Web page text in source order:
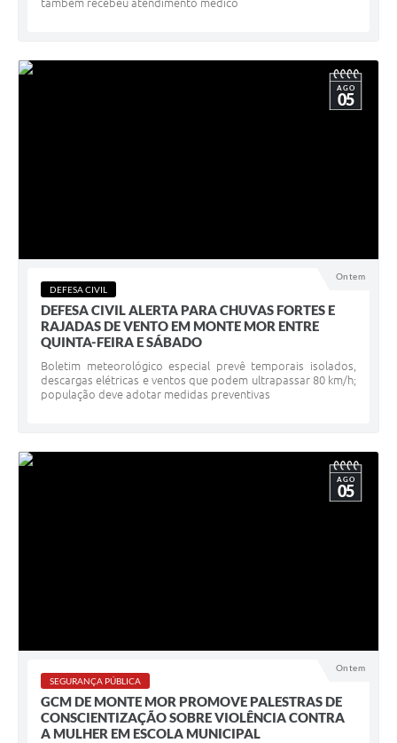
também recebeu atendimento médico
Ontem
AGO
05
DEFESA CIVIL
DEFESA CIVIL ALERTA PARA CHUVAS FORTES E
RAJADAS DE VENTO EM MONTE MOR ENTRE
QUINTA-FEIRA E SÁBADO
Boletim meteorológico especial prevê temporais isolados,
descargas elétricas e ventos que podem ultrapassar 80 km/h;
população deve adotar medidas preventivas
Ontem
AGO
05
SEGURANÇA PÚBLICA
GCM DE MONTE MOR PROMOVE PALESTRAS DE
CONSCIENTIZAÇÃO SOBRE VIOLÊNCIA CONTRA
A MULHER EM ESCOLA MUNICIPAL